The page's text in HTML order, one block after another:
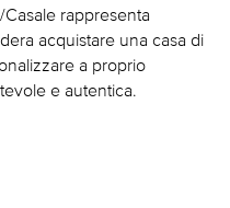
rappresenta
acquistare una casa di
a proprio
e autentica.